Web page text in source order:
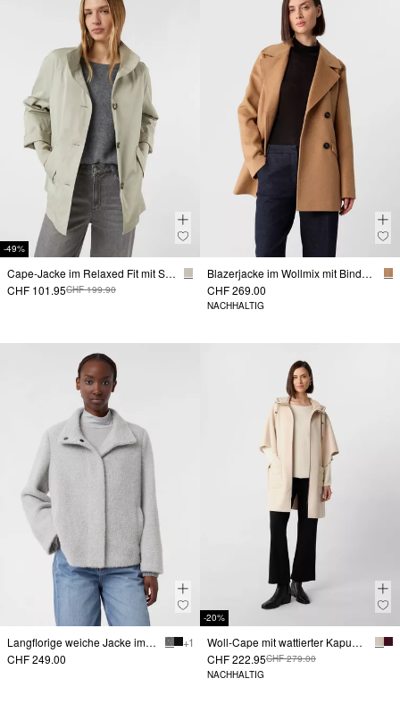
-49%
Cape-Jacke im Relaxed Fit mit Stehkragen und Rippbündchen
CHF 101.95CHF 199.90
Blazerjacke im Wollmix mit Bindegürtel
CHF 269.00
NACHHALTIG
Langflorige weiche Jacke im Cape-Stil mit verdeckter Knopfleiste
+ 1
CHF 249.00
-20%
Woll-Cape mit wattierter Kapuze und aufgesetzten Taschen
CHF 222.95CHF 279.00
NACHHALTIG